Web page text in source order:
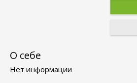
О себе
Нет информации